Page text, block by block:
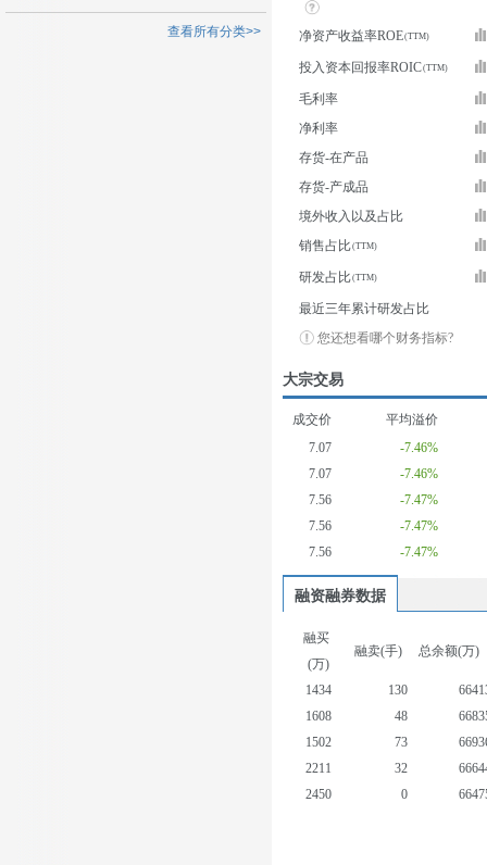
查看所有分类>> 净资产收益率ROE
投入资本回报率ROIC
毛利率
净利率
存货-在产品
存货-产成品
境外收入以及占比
销售占比
研发占比
最近三年累计研发占比
您还想看哪个财务指标?
大宗交易
成交价
平均溢价
7.07
-7.46%
7.07
-7.46%
7.56
-7.47%
7.56
-7.47%
7.56
-7.47%
融资融券数据
融买
(万)
融卖(手) 总余额(万)
1434 130
1608
48
1502
73
2211
32
2450
0